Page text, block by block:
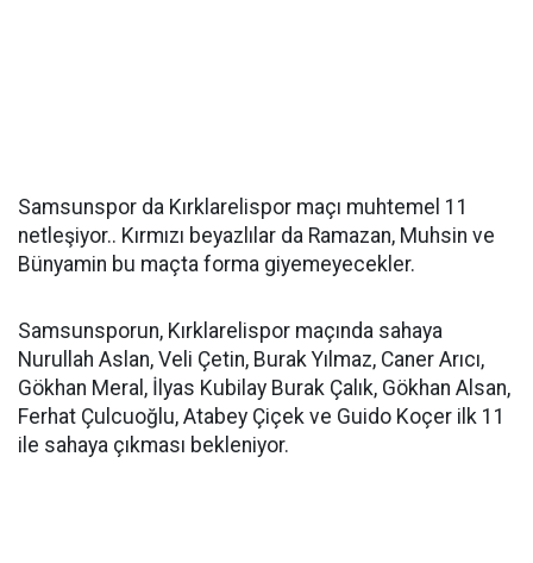
Samsunspor da Kırklarelispor maçı muhtemel 11
netleşiyor.. Kırmızı beyazlılar da Ramazan, Muhsin ve
Bünyamin bu maçta forma giyemeyecekler.
Samsunsporun, Kırklarelispor maçında sahaya
Nurullah Aslan, Veli Çetin, Burak Yılmaz, Caner Arıcı,
Gökhan Meral, İlyas Kubilay Burak Çalık, Gökhan Alsan,
Ferhat Çulcuoğlu, Atabey Çiçek ve Guido Koçer ilk 11
ile sahaya çıkması bekleniyor.